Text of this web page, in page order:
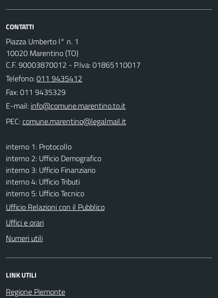
CONTATTI
Piazza Umberto I° n. 1
10020 Marentino (TO)
C.F. 90003870012 - P.Iva: 01865110017
Telefono:011 9435412
Fax: 011 9435329
E-mail:
PEC:
interno 1: Protocollo
interno 2: Ufficio Demografico
interno 3: Ufficio Finanziario
interno 4: Ufficio Tributi
interno 5: Ufficio Tecnico
Ufficio Relazioni con il Pubblico
Uffici e orari
Numeri utili
LINK UTILI
Regione Piemonte